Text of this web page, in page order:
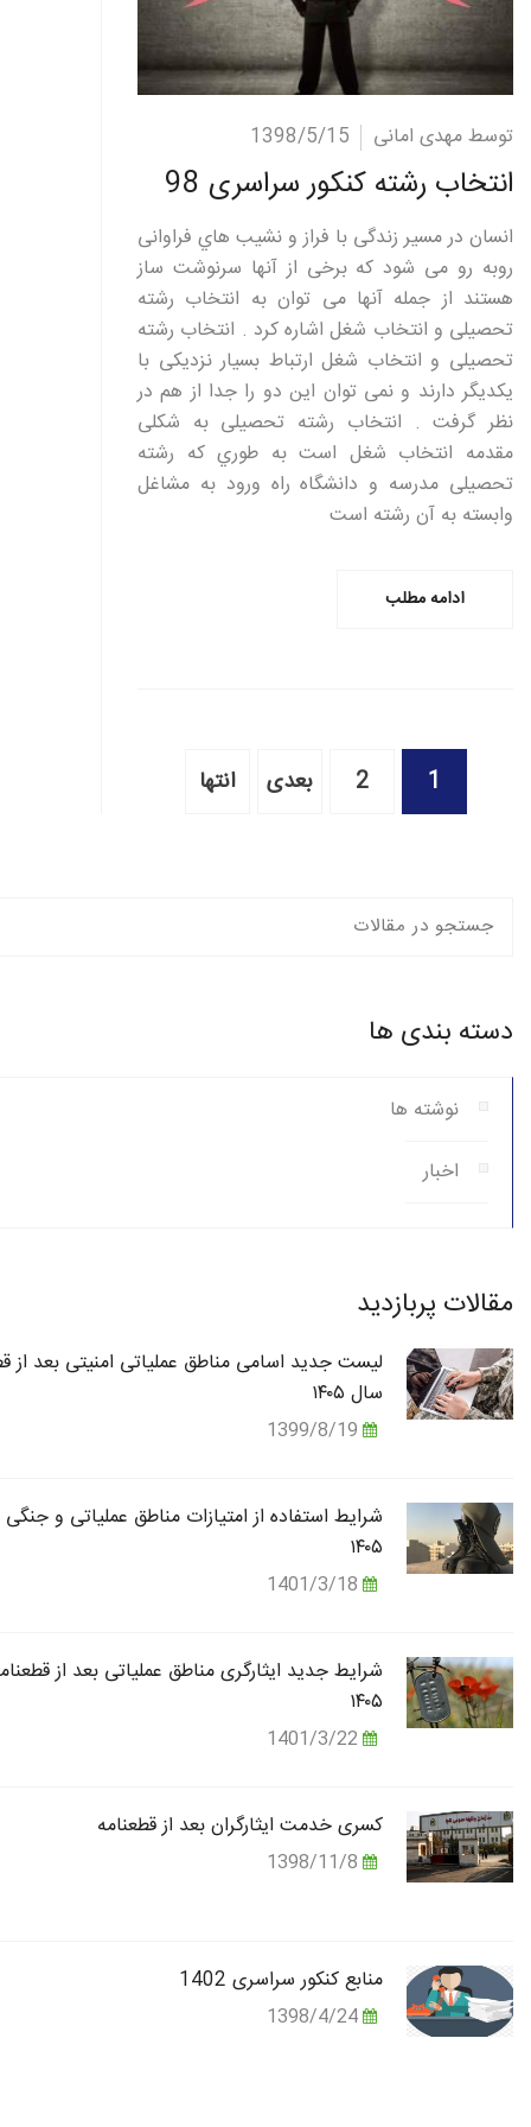
ادامه مطلب توسط مهدی امانی 1398/5/15
انتخاب رشته کنکور سراسری 98
انسان در مسیر زندگی با فراز و نشیب هاي فراوانی
روبه رو می شود که برخی از آنها سرنوشت ساز
هستند از جمله آنها می توان به انتخاب رشته
تحصیلی و انتخاب شغل اشاره کرد . انتخاب رشته
تحصیلی و انتخاب شغل ارتباط بسیار نزدیکی با
یکدیگر دارند و نمی توان این دو را جدا از هم در
نظر گرفت . انتخاب رشته تحصیلی به شکلی
مقدمه انتخاب شغل است به طوري که رشته
تحصیلی مدرسه و دانشگاه راه ورود به مشاغل
وابسته به آن رشته است
ادامه مطلب
1
2 بعدی انتها
دسته بندی ها
نوشته ها
اخبار
مقالات پربازدید
لیست جدید اسامی مناطق عملیاتی امنیتی بعد از
سال ۱۴۰۵
شرایط استفاده از امتیازات مناطق عملیاتی و
۱۴۰۵
شرایط جدید ایثارگری مناطق عملیاتی بعد از
۱۴۰۵
کسری خدمت ایثارگران بعد از قطعنامه
منابع کنکور سراسری 1402